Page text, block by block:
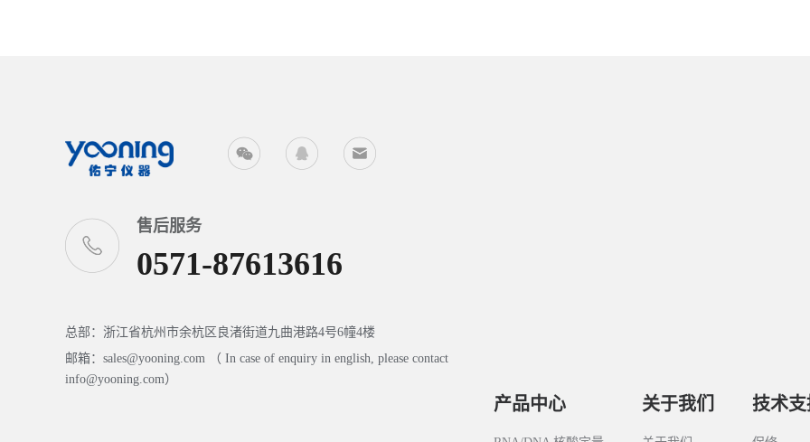
售后服务
0571-87613616
总部：浙江省杭州市余杭区良渚街道九曲港路4号6幢4楼
邮箱：sales@yooning.com （ In case of enquiry in english, please contact
info@yooning.com）
产品中心 关于我们 技术支